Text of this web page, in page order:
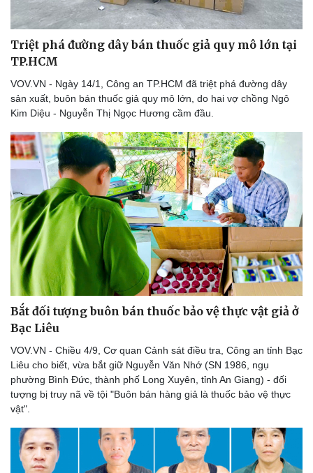
Thể thao
Bóng đá
Lịch thi đấu bóng đá
Thế giới thể thao
eSports
Hậu trường
Ô tô - Xe máy
Ô tô
Xe máy
Tư vấn
Triệt phá đường dây bán thuốc giả quy mô lớn tại
TP.HCM
VOV.VN - Ngày 14/1, Công an TP.HCM đã triệt phá đường dây
sản xuất, buôn bán thuốc giả quy mô lớn, do hai vợ chồng Ngô
Kim Diệu - Nguyễn Thị Ngọc Hương cầm đầu.
Bắt đối tượng buôn bán thuốc bảo vệ thực vật giả ở
Bạc Liêu
VOV.VN - Chiều 4/9, Cơ quan Cảnh sát điều tra, Công an tỉnh Bạc
Liêu cho biết, vừa bắt giữ Nguyễn Văn Nhớ (SN 1986, ngụ
phường Bình Đức, thành phố Long Xuyên, tỉnh An Giang) - đối
tượng bị truy nã về tội "Buôn bán hàng giả là thuốc bảo vệ thực
vật".